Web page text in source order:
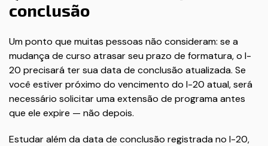
conclusão
Um ponto que muitas pessoas não consideram: se a
mudança de curso atrasar seu prazo de formatura, o I-
20 precisará ter sua data de conclusão atualizada. Se
você estiver próximo do vencimento do I-20 atual, será
necessário solicitar uma extensão de programa antes
que ele expire — não depois.
Estudar além da data de conclusão registrada no I-20,